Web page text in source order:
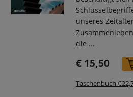
unseres
die ...
€ 15,50
Taschenbuch